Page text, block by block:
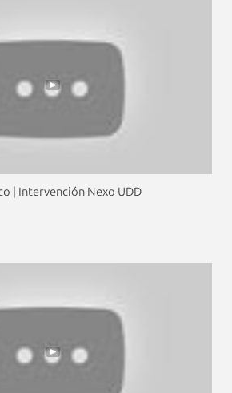
| Intervención Nexo UDD